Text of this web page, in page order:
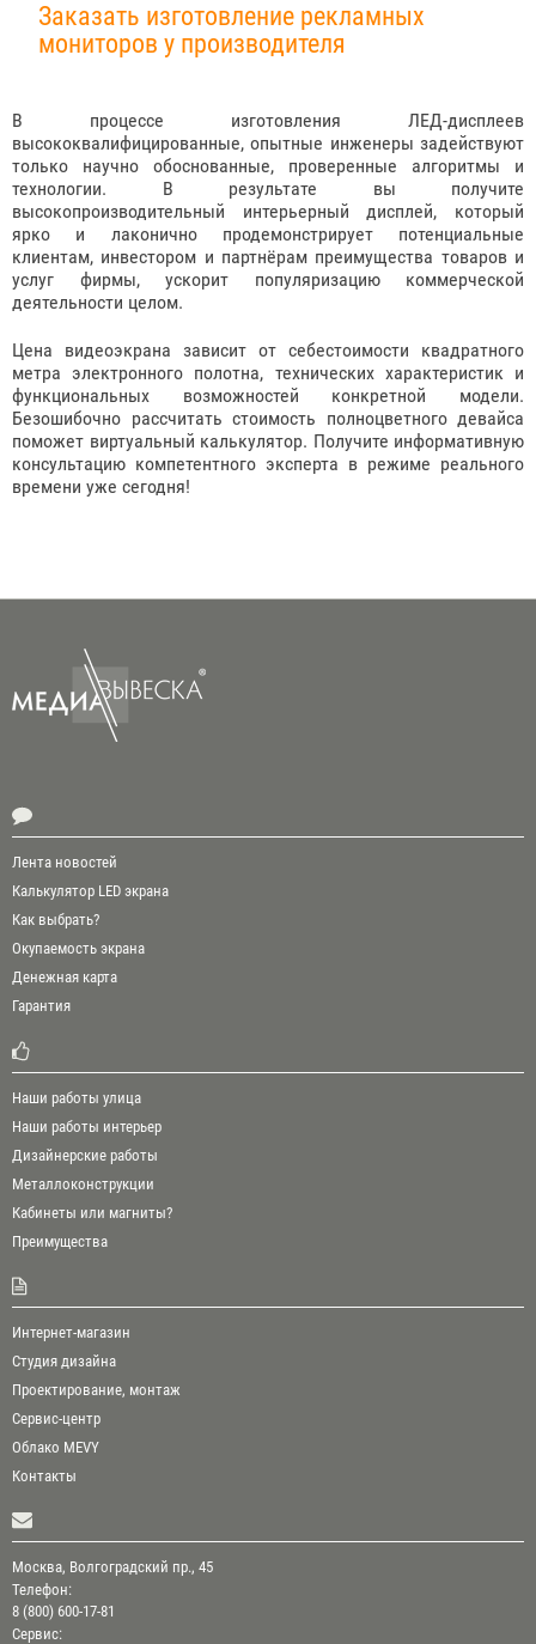
Заказать изготовление рекламных
мониторов у производителя
В процессе изготовления ЛЕД-дисплеев
высококвалифицированные, опытные инженеры задействуют
только научно обоснованные, проверенные алгоритмы и
технологии. В результате вы получите
высокопроизводительный интерьерный дисплей, который
ярко и лаконично продемонстрирует потенциальные
клиентам, инвестором и партнёрам преимущества товаров и
услуг фирмы, ускорит популяризацию коммерческой
деятельности целом.
Цена видеоэкрана зависит от себестоимости квадратного
метра электронного полотна, технических характеристик и
функциональных возможностей конкретной модели.
Безошибочно рассчитать стоимость полноцветного девайса
поможет виртуальный калькулятор. Получите информативную
консультацию компетентного эксперта в режиме реального
времени уже сегодня!
Лента новостей
Калькулятор LED экрана
Как выбрать?
Окупаемость экрана
Денежная карта
Гарантия
Наши работы улица
Наши работы интерьер
Дизайнерские работы
Металлоконструкции
Кабинеты или магниты?
Преимущества
Интернет-магазин
Студия дизайна
Проектирование, монтаж
Сервис-центр
Облако MEVY
Контакты
Москва, Волгоградский пр., 45
Телефон:
8 (800) 600-17-81
Сервис: